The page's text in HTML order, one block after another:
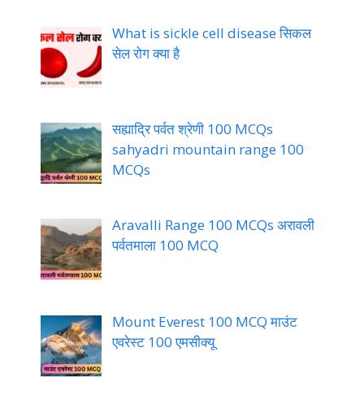
What is sickle cell disease सिकल
सेल रोग क्या है
सह्याद्रि पर्वत श्रेणी 100 MCQs
sahyadri mountain range 100
MCQs
Aravalli Range 100 MCQs अरावली
पर्वतमाला 100 MCQ
Mount Everest 100 MCQ माउंट
एवरेस्ट 100 एमसीक्यू